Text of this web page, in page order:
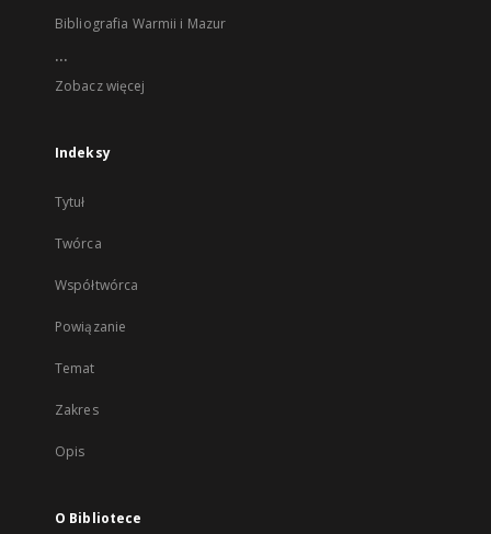
Bibliografia Warmii i Mazur
...
Zobacz więcej
Indeksy
Tytuł
Twórca
Współtwórca
Powiązanie
Temat
Zakres
Opis
O Bibliotece